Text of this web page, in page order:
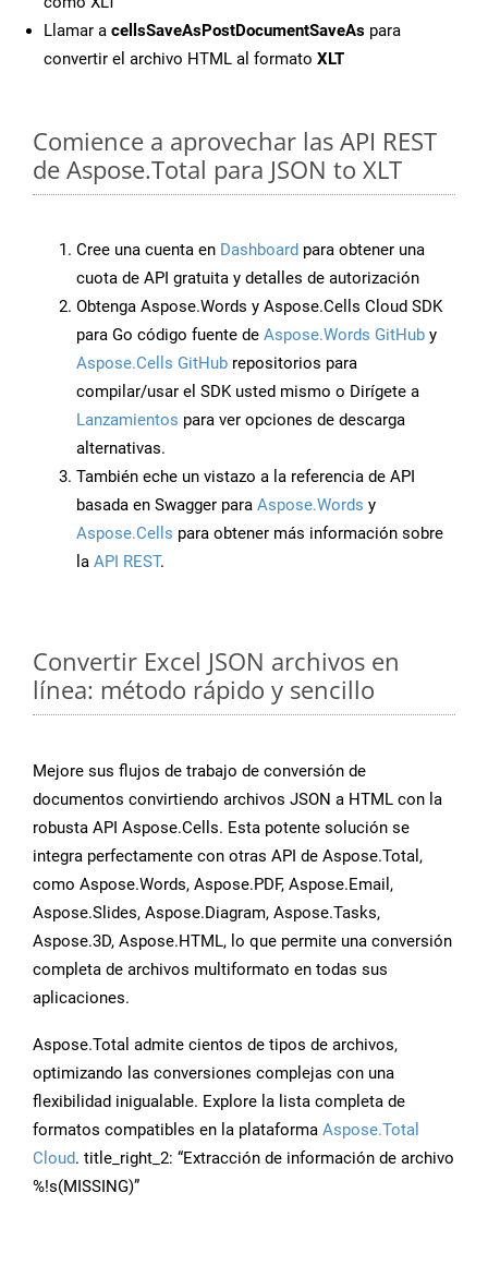
Llamar a cellsSaveAsPostDocumentSaveAs para
convertir el archivo HTML al formato XLT
Comience a aprovechar las API REST
de Aspose.Total para JSON to XLT
Cree una cuenta en Dashboard para obtener una
cuota de API gratuita y detalles de autorización
Obtenga Aspose.Words y Aspose.Cells Cloud SDK
para Go código fuente de Aspose.Words GitHub y
Aspose.Cells GitHub repositorios para
compilar/usar el SDK usted mismo o Dirígete a
Lanzamientos para ver opciones de descarga
alternativas.
También eche un vistazo a la referencia de API
basada en Swagger para Aspose.Words y
Aspose.Cells para obtener más información sobre
la API REST.
Convertir Excel JSON archivos en
línea: método rápido y sencillo
Mejore sus flujos de trabajo de conversión de
documentos convirtiendo archivos JSON a HTML con la
robusta API Aspose.Cells. Esta potente solución se
integra perfectamente con otras API de Aspose.Total,
como Aspose.Words, Aspose.PDF, Aspose.Email,
Aspose.Slides, Aspose.Diagram, Aspose.Tasks,
Aspose.3D, Aspose.HTML, lo que permite una conversión
completa de archivos multiformato en todas sus
aplicaciones.
Aspose.Total admite cientos de tipos de archivos,
optimizando las conversiones complejas con una
flexibilidad inigualable. Explore la lista completa de
formatos compatibles en la plataforma Aspose.Total
Cloud. title_right_2: “Extracción de información de archivo
%!s(MISSING)”